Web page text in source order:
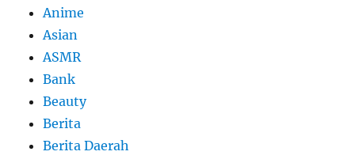
Anime
Asian
ASMR
Bank
Beauty
Berita
Berita Daerah